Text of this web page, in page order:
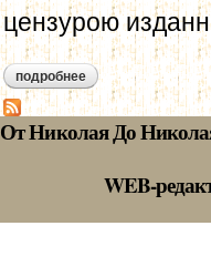
цензурою
подробнее о 3.
От Николая До
WEB-